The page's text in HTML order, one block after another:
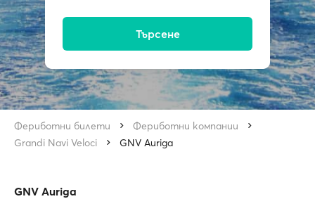
Търсене
Фериботни билети
Фериботни компании
Grandi Navi Veloci
GNV Auriga
GNV Auriga